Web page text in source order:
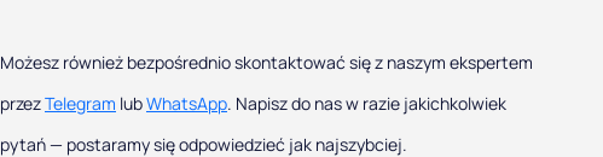
Możesz również bezpośrednio skontaktować się z naszym ekspertem
przezTelegram lubWhatsApp. Napisz do nas w razie jakichkolwiek
pytań — postaramy się odpowiedzieć jak najszybciej.